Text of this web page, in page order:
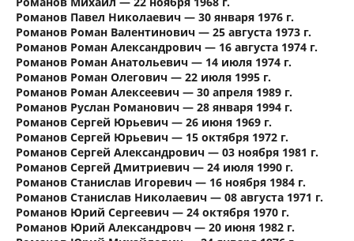
Романов Павел Николаевич — 30 января 1976 г.
Романов Роман Валентинович — 25 августа 1973 г.
Романов Роман Александрович — 16 августа 1974 г.
Романов Роман Анатольевич — 14 июля 1974 г.
Романов Роман Олегович — 22 июля 1995 г.
Романов Роман Алексеевич — 30 апреля 1989 г.
Романов Руслан Романович — 28 января 1994 г.
Романов Сергей Юрьевич — 26 июня 1969 г.
Романов Сергей Юрьевич — 15 октября 1972 г.
Романов Сергей Александрович — 03 ноября 1981 г.
Романов Сергей Дмитриевич — 24 июля 1990 г.
Романов Станислав Игоревич — 16 ноября 1984 г.
Романов Станислав Николаевич — 08 августа 1971 г.
Романов Юрий Сергеевич — 24 октября 1970 г.
Романов Юрий Александровч — 20 июня 1982 г.